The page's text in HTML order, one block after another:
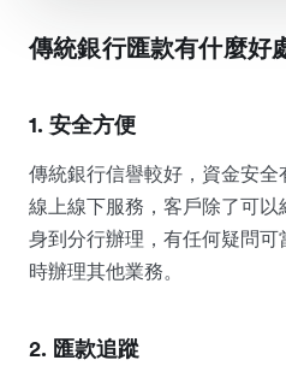
傳統銀行匯款有什麼好
1. 安全方便
傳統銀行信譽較好，資金安
線上線下服務，客戶除了可
身到分行辦理，有任何疑問
時辦理其他業務。
2. 匯款追蹤